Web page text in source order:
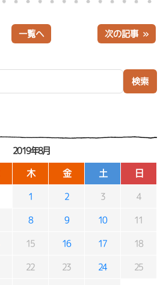
2019年8月
木 金 土 日
1 2 3 4
8 9 10 11
15 16 17 18
22 23 24 25
一覧へ 次の記事 »